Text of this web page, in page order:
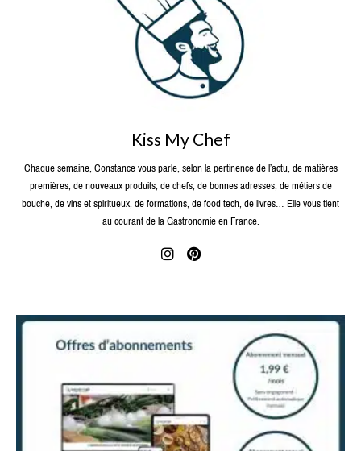
Kiss My Chef
Chaque semaine, Constance vous parle, selon la pertinence de l’actu, de matières
premières, de nouveaux produits, de chefs, de bonnes adresses, de métiers de
bouche, de vins et spiritueux, de formations, de food tech, de livres… Elle vous tient
au courant de la Gastronomie en France.